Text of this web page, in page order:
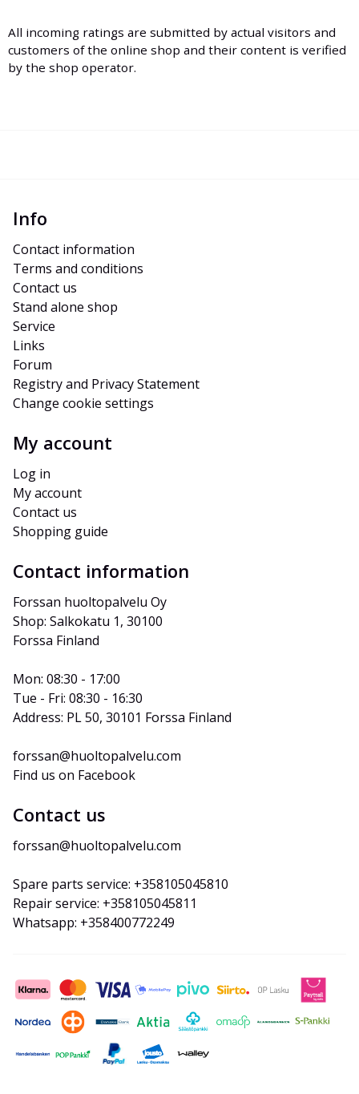
All incoming ratings are submitted by actual visitors and
customers of the online shop and their content is verified
by the shop operator.
Info
Contact information
Terms and conditions
Contact us
Stand alone shop
Service
Links
Forum
Registry and Privacy Statement
Change cookie settings
My account
Log in
My account
Contact us
Shopping guide
Contact information
Forssan huoltopalvelu Oy
Shop: Salkokatu 1, 30100
Forssa Finland
Mon: 08:30 - 17:00
Tue - Fri: 08:30 - 16:30
Address: PL 50, 30101 Forssa Finland
forssan@huoltopalvelu.com
Find us on Facebook
Contact us
forssan@huoltopalvelu.com
Spare parts service: +358105045810
Repair service: +358105045811
Whatsapp: +358400772249